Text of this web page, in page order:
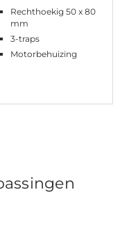
Rechthoekig 50 x 80
mm
3-traps
Motorbehuizing